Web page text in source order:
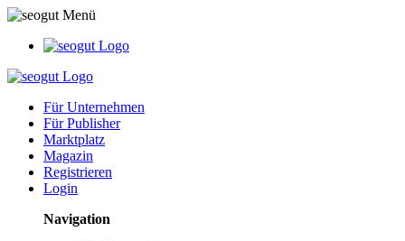
Für Unternehmen
Für Publisher
Marktplatz
Magazin
Registrieren
Login
Navigation